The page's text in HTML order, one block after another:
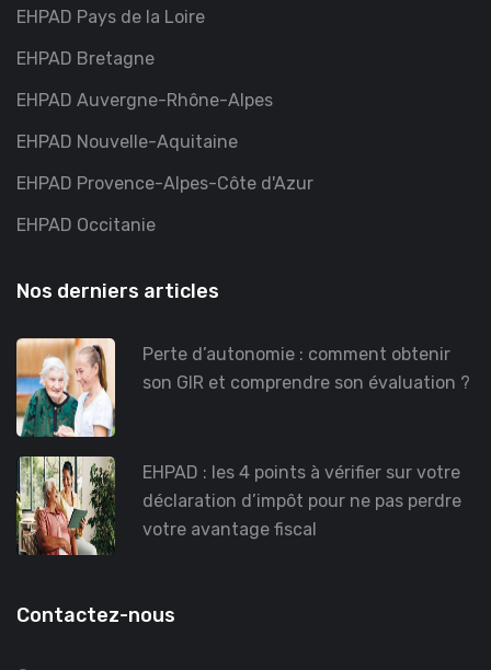
EHPAD Pays de la Loire
EHPAD Bretagne
EHPAD Auvergne-Rhône-Alpes
EHPAD Nouvelle-Aquitaine
EHPAD Provence-Alpes-Côte d'Azur
EHPAD Occitanie
Nos derniers articles
Perte d’autonomie : comment obtenir
son GIR et comprendre son évaluation ?
EHPAD : les 4 points à vérifier sur votre
déclaration d’impôt pour ne pas perdre
votre avantage fiscal
Contactez-nous